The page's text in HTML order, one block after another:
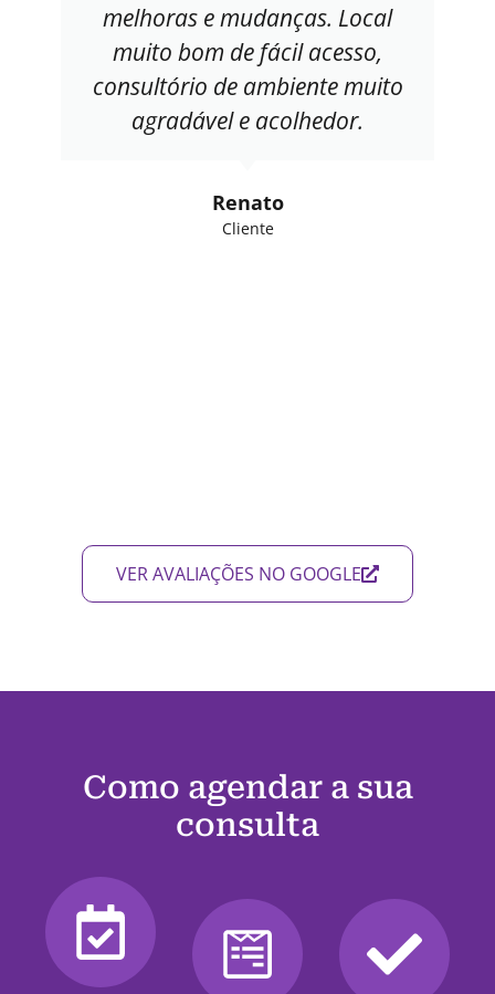
melhoras e mudanças. Local
muito bom de fácil acesso,
consultório de ambiente muito
agradável e acolhedor.
Renato
Cliente
VER AVALIAÇÕES NO GOOGLE
Como agendar a sua
consulta